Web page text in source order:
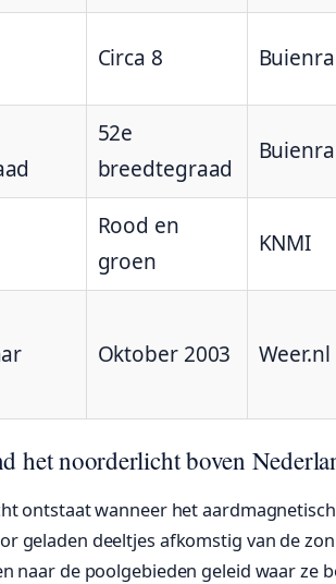
Circa 8
52e
breedtegraad
Rood en
groen
KNMI
Oktober 2003 Weer.nl
het noorderlicht boven
ontstaat wanneer het
geladen deeltjes afkomstig van de
naar de poolgebieden geleid waar ze